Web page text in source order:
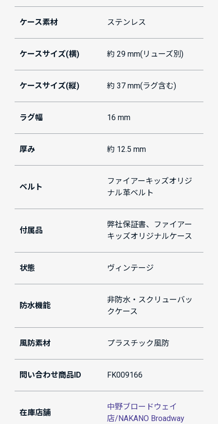
ケース素材 ステンレス
ケースサイズ(横) 約 29 mm(リューズ別)
ケースサイズ(縦) 約 37 mm(ラグ含む)
ラグ幅 16 mm
厚み 約 12.5 mm
ベルト
ファイアーキッズオリジ
ナル革ベルト
付属品
弊社保証書、ファイアー
キッズオリジナルケース
状態 ヴィンテージ
防水機能
非防水・スクリューバッ
クケース
風防素材 プラスチック風防
問い合わせ商品ID FK009166
在庫店舗
中野ブロードウェイ
店/NAKANO Broadway